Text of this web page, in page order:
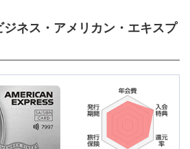
ネス・アメリカン・エキスプ